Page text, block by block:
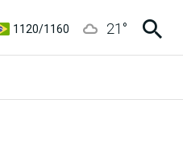
1120/1160
21 °